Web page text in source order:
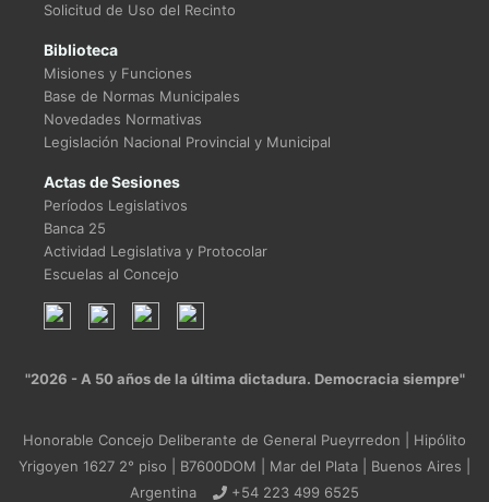
Solicitud de Uso del Recinto
Biblioteca
Misiones y Funciones
Base de Normas Municipales
Novedades Normativas
Legislación Nacional Provincial y Municipal
Actas de Sesiones
Períodos Legislativos
Banca 25
Actividad Legislativa y Protocolar
Escuelas al Concejo
"2026 - A 50 años de la última dictadura. Democracia siempre"
Honorable Concejo Deliberante de General Pueyrredon | Hipólito
Yrigoyen 1627 2° piso | B7600DOM | Mar del Plata | Buenos Aires |
Argentina
+54 223 499 6525